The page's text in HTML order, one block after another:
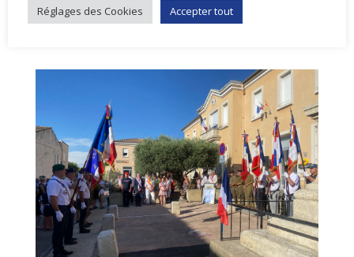
blanc ou rouge, ou bleu-blanc, blanc-rouge, bleu-
rouge,...
Réglages des Cookies Accepter tout